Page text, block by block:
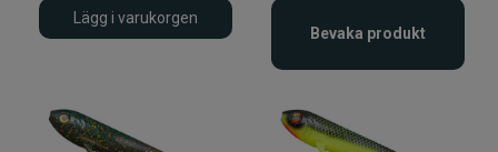
Lägg i varukorgen
Bevaka produkt